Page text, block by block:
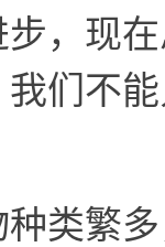
，现
们不
类繁